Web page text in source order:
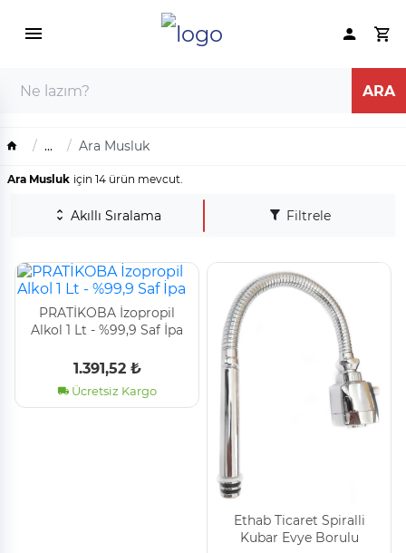
... Ara Musluk
Ara Musluk için 14 ürün mevcut.
Akıllı Sıralama Filtrele
PRATİKOBA İzopropil
Alkol 1 Lt - %99,9 Saf İpa
1.391,52 ₺
Ücretsiz Kargo
Ethab Ti̇caret Spi̇ralli̇
Kubar Evye Borulu